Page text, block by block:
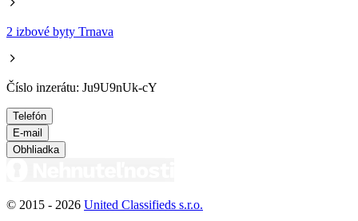
2 izbové byty Trnava
Číslo inzerátu: Ju9U9nUk-cY
Telefón
E-mail
Obhliadka
© 2015 - 2026 United Classifieds s.r.o.